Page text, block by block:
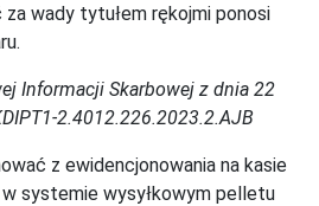
wady tytułem rękojmi ponosi
Informacji Skarbowej z dnia 22
2.4012.226.2023.2.AJB
z ewidencjonowania na kasie
systemie wysyłkowym pelletu